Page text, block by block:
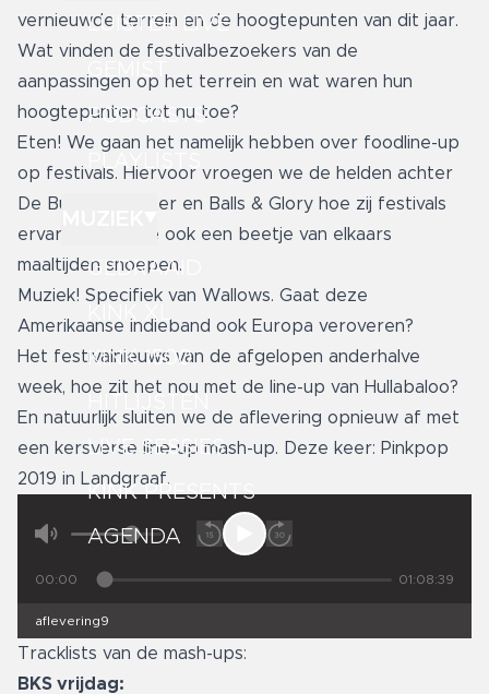
LUISTER LIVE
GEMIST
PODCASTS
PLAYLISTS
GEDRAAID
KINK 1500
LIVE SESSIES
KINK PRESENTS
AGENDA
vernieuwde terrein en de hoogtepunten van dit jaar.
Wat vinden de festivalbezoekers van de
aanpassingen op het terrein en wat waren hun
hoogtepunten tot nu toe?
Eten! We gaan het namelijk hebben over foodline-up
op festivals. Hiervoor vroegen we de helden achter
De Burgermeester en Balls & Glory hoe zij festivals
ervaren en of ze ook een beetje van elkaars
maaltijden snoepen.
Muziek! Specifiek van Wallows. Gaat deze
Amerikaanse indieband ook Europa veroveren?
Het festivalnieuws van de afgelopen anderhalve
week, hoe zit het nou met de line-up van Hullabaloo?
En natuurlijk sluiten we de aflevering opnieuw af met
een kersverse line-up mash-up. Deze keer: Pinkpop
2019 in Landgraaf.
00:00 01:08:39
aflevering9
Tracklists van de mash-ups:
BKS vrijdag: